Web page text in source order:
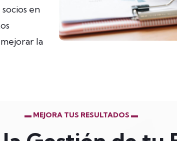
en
la
▬ MEJORA TUS RESULTADOS ▬